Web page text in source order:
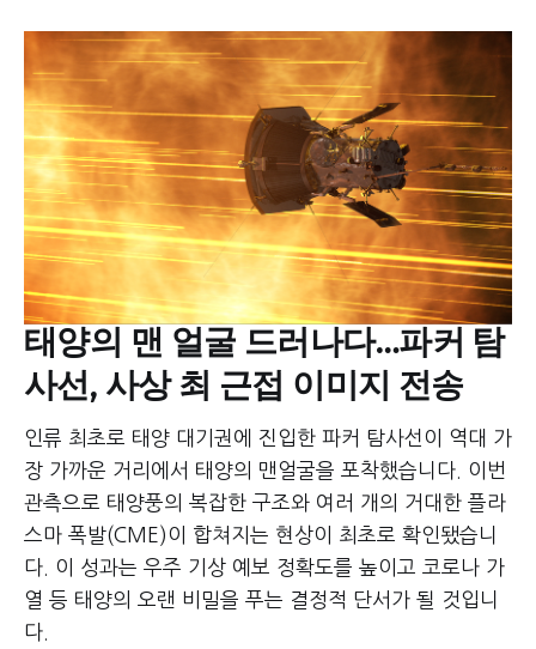
태양의 맨 얼굴 드러나다…파커 탐
사선, 사상 최 근접 이미지 전송
인류 최초로 태양 대기권에 진입한 파커 탐사선이 역대 가
장 가까운 거리에서 태양의 맨얼굴을 포착했습니다. 이번
관측으로 태양풍의 복잡한 구조와 여러 개의 거대한 플라
스마 폭발(CME)이 합쳐지는 현상이 최초로 확인됐습니
다. 이 성과는 우주 기상 예보 정확도를 높이고 코로나 가
열 등 태양의 오랜 비밀을 푸는 결정적 단서가 될 것입니
다.